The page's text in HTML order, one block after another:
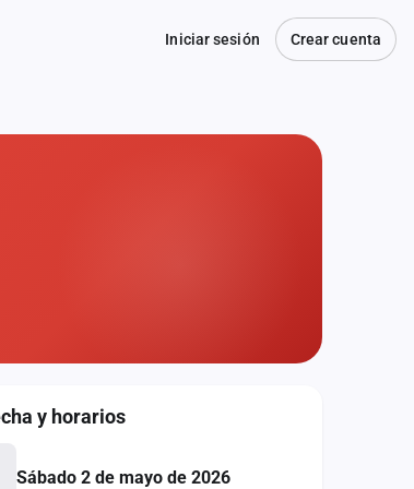
Iniciar sesión Crear cuenta
y horarios
Sábado 2 de mayo de 2026